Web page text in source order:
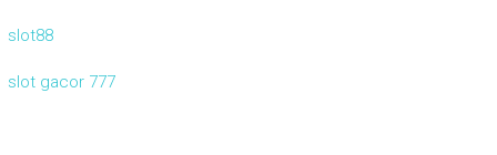
slot88
slot gacor 777